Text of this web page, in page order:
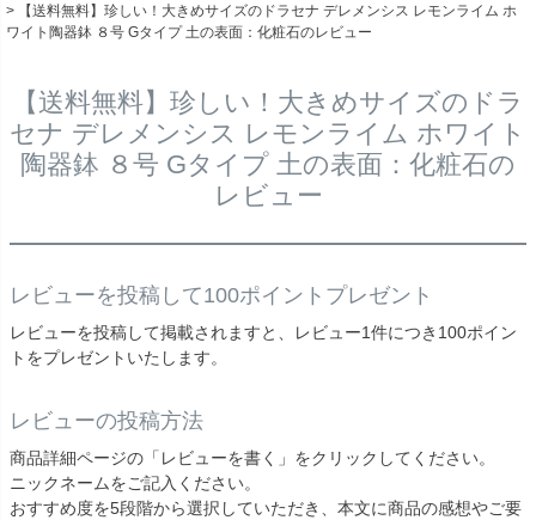
【送料無料】珍しい！大きめサイズのドラセナ デレメンシス レモンライム ホ
ワイト陶器鉢 ８号 Gタイプ 土の表面：化粧石のレビュー
【送料無料】珍しい！大きめサイズのドラ
セナ デレメンシス レモンライム ホワイト
陶器鉢 ８号 Gタイプ 土の表面：化粧石の
レビュー
レビューを投稿して100ポイントプレゼント
レビューを投稿して掲載されますと、レビュー1件につき100ポイン
トをプレゼントいたします。
レビューの投稿方法
商品詳細ページの「レビューを書く」をクリックしてください。
ニックネームをご記入ください。
おすすめ度を5段階から選択していただき、本文に商品の感想やご要